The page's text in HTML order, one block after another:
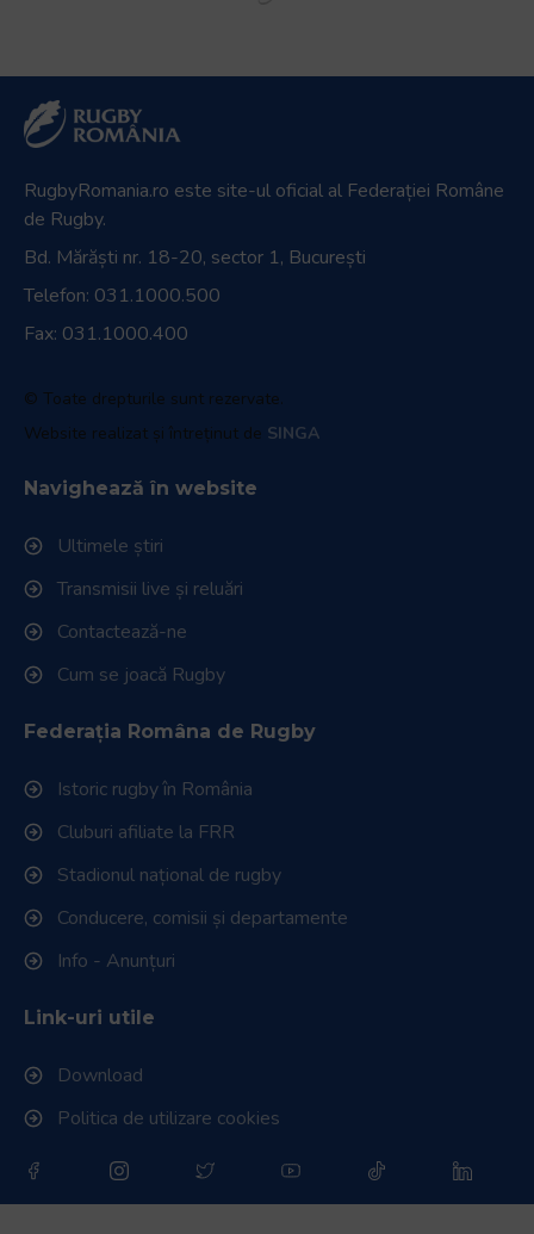
RugbyRomania.ro este site-ul oficial al Federației Române
de Rugby.
Bd. Mărăști nr. 18-20, sector 1, București
Telefon: 031.1000.500
Fax: 031.1000.400
© Toate drepturile sunt rezervate.
Website realizat și întreținut de SINGA
Navighează în website
Ultimele știri
Transmisii live și reluări
Contactează-ne
Cum se joacă Rugby
Federația Româna de Rugby
Istoric rugby în România
Cluburi afiliate la FRR
Stadionul național de rugby
Conducere, comisii și departamente
Info - Anunțuri
Link-uri utile
Download
Politica de utilizare cookies